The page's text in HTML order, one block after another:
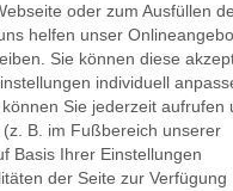
oder zum Ausfüllen
helfen unser
Sie können diese
individuell
Sie jederzeit aufrufen
B. im Fußbereich unserer
Basis Ihrer Einstellungen
der Seite zur Verfügung
auf
vor, die nach dem
dieses Schreibens
für